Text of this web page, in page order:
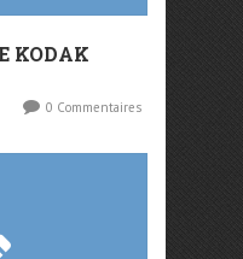
KODAK
0 Commentaires